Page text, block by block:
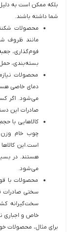
بلکه ممکن است به
شما داشته باشند.
محصولات
مانند ظروف
فوم‌گذاری،
بسته‌بندی، حمل،
محصولات
دمای خاصی
می‌شود. اگر
صادرات این
کالاهایی با
چوب خام وزن
است.این
هستند. در
می‌شود.
محصولات با
سختی صادرات
سخت‌گیرانه
خاص و اجباری
برای مثال، محصولات